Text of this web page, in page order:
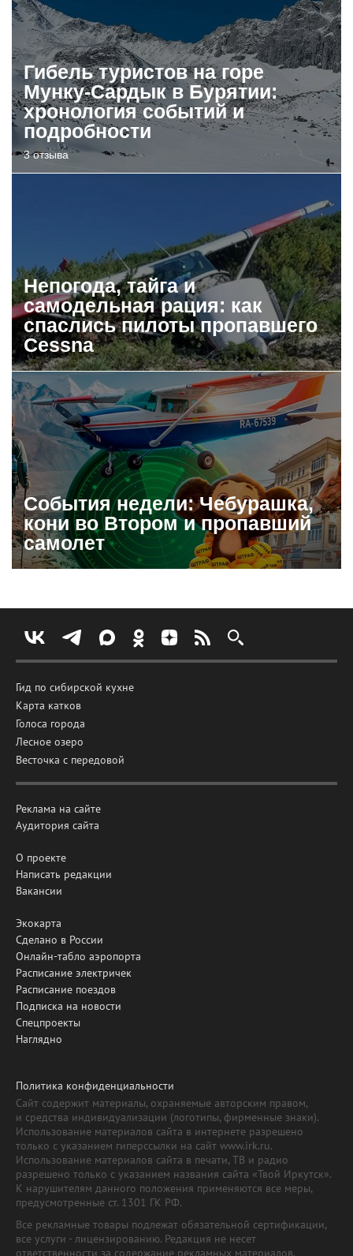
Гибель туристов на горе
Мунку-Сардык в Бурятии:
хронология событий и
подробности
3 отзыва
Непогода, тайга и
самодельная рация: как
спаслись пилоты пропавшего
Cessna
События недели: Чебурашка,
кони во Втором и пропавший
самолет
Гид по сибирской кухне
Карта катков
Голоса города
Лесное озеро
Весточка с передовой
Реклама на сайте
Аудитория сайта
О проекте
Написать редакции
Вакансии
Экокарта
Сделано в России
Онлайн-табло аэропорта
Расписание электричек
Расписание поездов
Подписка на новости
Спецпроекты
Наглядно
Политика конфиденциальности
Сайт содержит материалы, охраняемые авторским правом,
и средства индивидуализации (логотипы, фирменные знаки).
Использование материалов сайта в интернете разрешено
только с указанием гиперссылки на сайт www.irk.ru.
Использование материалов сайта в печати, ТВ и радио
разрешено только с указанием названия сайта «Твой Иркутск».
К нарушителям данного положения применяются все меры,
предусмотренные ст. 1301 ГК РФ.
Все рекламные товары подлежат обязательной сертификации,
все услуги - лицензированию. Редакция не несет
ответственности за содержание рекламных материалов.